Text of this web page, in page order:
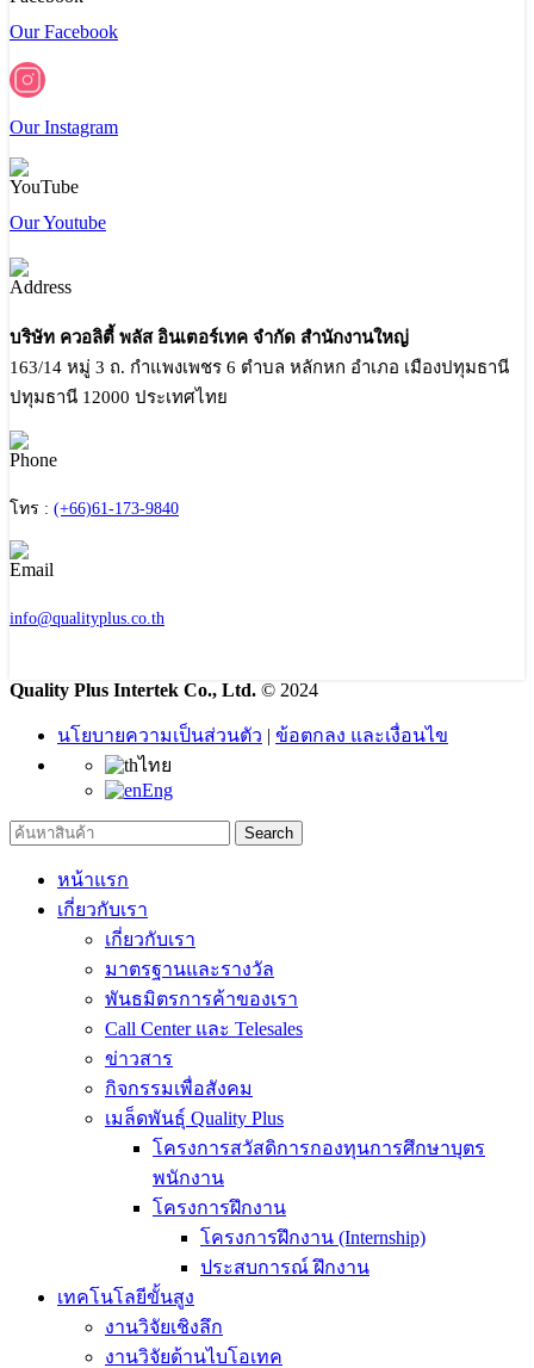
Our Facebook
Our Instagram
Our Youtube
บริษัท ควอลิตี้ พลัส อินเตอร์เทค จำกัด สำนักงานใหญ่
163/14 หมู่ 3 ถ. กำแพงเพชร 6 ตำบล หลักหก อำเภอ เมืองปทุมธานี
ปทุมธานี 12000 ประเทศไทย
โทร : (+66)61-173-9840
info@qualityplus.co.th
Quality Plus Intertek Co., Ltd. © 2024
นโยบายความเป็นส่วนตัว | ข้อตกลง และเงื่อนไข
ไทย
Eng
Search
หน้าแรก
เกี่ยวกับเรา
เกี่ยวกับเรา
มาตรฐานและรางวัล
พันธมิตรการค้าของเรา
Call Center และ Telesales
ข่าวสาร
กิจกรรมเพื่อสังคม
เมล็ดพันธุ์ Quality Plus
โครงการสวัสดิการกองทุนการศึกษาบุตร
พนักงาน
โครงการฝึกงาน
โครงการฝึกงาน (Internship)
ประสบการณ์ ฝึกงาน
เทคโนโลยีขั้นสูง
งานวิจัยเชิงลึก
งานวิจัยด้านไบโอเทค